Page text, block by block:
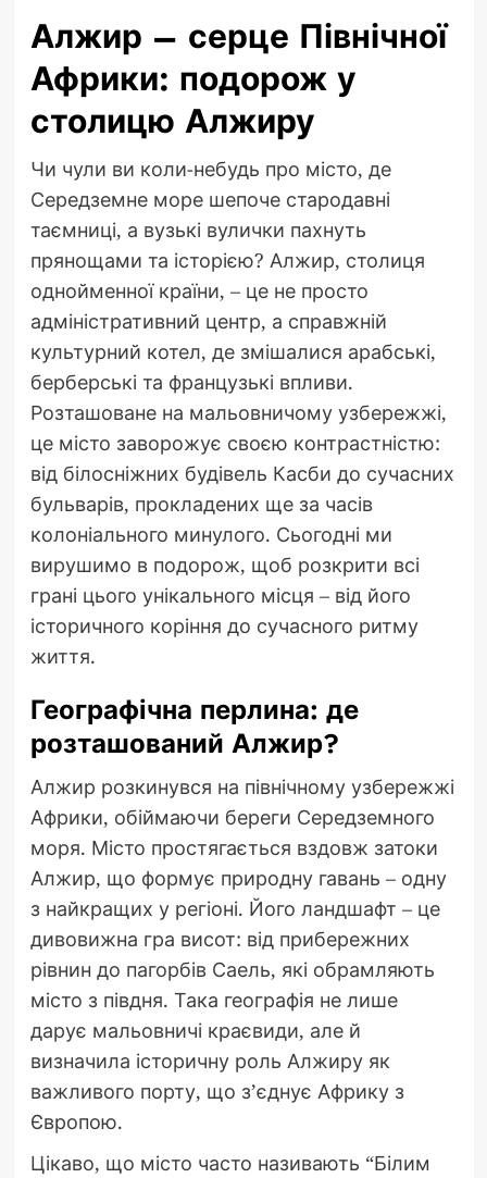
Алжир – серце Північної
Африки: подорож у
столицю Алжиру
Чи чули ви коли-небудь про місто, де
Середземне море шепоче стародавні
таємниці, а вузькі вулички пахнуть
прянощами та історією? Алжир, столиця
однойменної країни, – це не просто
адміністративний центр, а справжній
культурний котел, де змішалися арабські,
берберські та французькі впливи.
Розташоване на мальовничому узбережжі,
це місто заворожує своєю контрастністю:
від білосніжних будівель Касби до сучасних
бульварів, прокладених ще за часів
колоніального минулого. Сьогодні ми
вирушимо в подорож, щоб розкрити всі
грані цього унікального місця – від його
історичного коріння до сучасного ритму
життя.
Географічна перлина: де
розташований Алжир?
Алжир розкинувся на північному узбережжі
Африки, обіймаючи береги Середземного
моря. Місто простягається вздовж затоки
Алжир, що формує природну гавань – одну
з найкращих у регіоні. Його ландшафт – це
дивовижна гра висот: від прибережних
рівнин до пагорбів Саель, які обрамляють
місто з півдня. Така географія не лише
дарує мальовничі краєвиди, але й
визначила історичну роль Алжиру як
важливого порту, що з’єднує Африку з
Європою.
Цікаво, що місто часто називають “Білим